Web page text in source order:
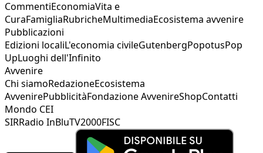
CommentiEconomiaVita e
CuraFamigliaRubricheMultimediaEcosistema avvenire
Pubblicazioni
Edizioni localiL'economia civileGutenbergPopotusPop
UpLuoghi dell'Infinito
Avvenire
Chi siamoRedazioneEcosistema
AvvenirePubblicitàFondazione AvvenireShopContatti
Mondo CEI
SIRRadio InBluTV2000FISC